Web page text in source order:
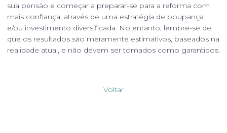
sua pensão e começar a preparar-se para a reforma com
mais confiança, através de uma estratégia de poupança
e/ou investimento diversificada. No entanto, lembre-se de
que os resultados são meramente estimativos, baseados na
realidade atual, e não devem ser tomados como garantidos.
Voltar